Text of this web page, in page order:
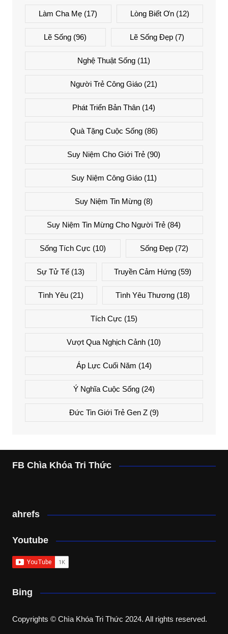
Làm Cha Mẹ (17) Lòng Biết Ơn(12)
Lẽ Sống (96) Lẽ Sống Đẹp(7)
Nghệ Thuật Sống (11)
Người Trẻ Công Giáo (21)
Phát Triển Bản Thân (14)
Quà Tặng Cuộc Sống(86)
Suy Niệm Cho Giới Trẻ (90)
Suy Niệm Công Giáo(11)
Suy Niệm Tin Mừng (8)
Suy Niệm Tin Mừng Cho Người Trẻ (84)
Sống Tích Cực (10) Sống Đẹp (72)
Sự Tử Tế (13) Truyền Cảm Hứng(59)
Tình Yêu (21) Tình Yêu Thương(18)
Tích Cực (15)
Vượt Qua Nghịch Cảnh (10)
Áp Lực Cuối Năm (14)
Ý Nghĩa Cuộc Sống(24)
Đức Tin Giới Trẻ Gen Z(9)
FB Chìa Khóa Tri Thức
ahrefs
Youtube
Bing
Copyrights © Chìa Khóa Tri Thức 2024. All rights reserved.